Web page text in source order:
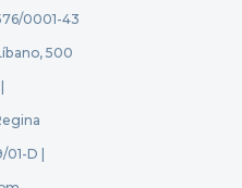
0001-43
500
D |